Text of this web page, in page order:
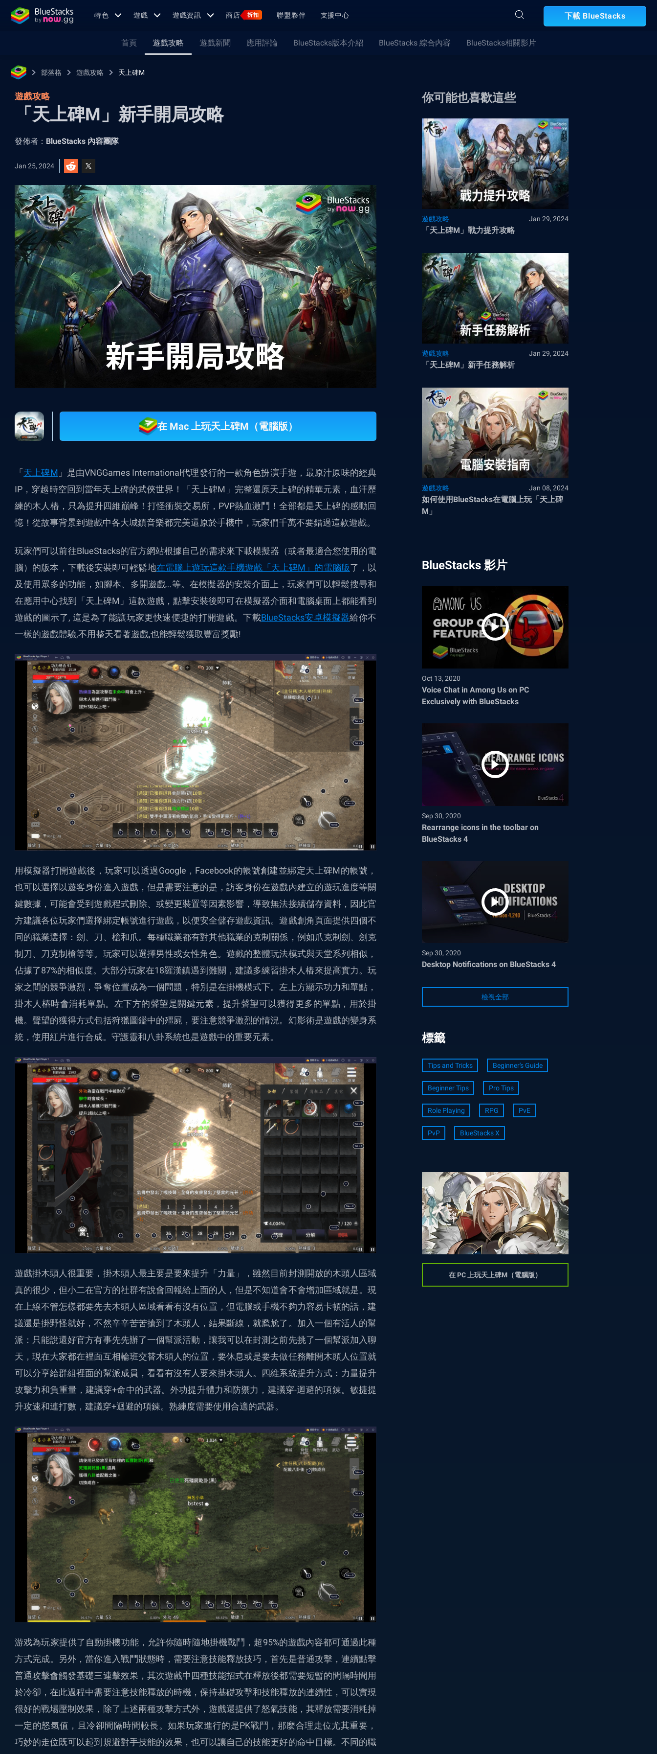
特色 遊戲 遊戲資訊 商店 折扣 聯盟夥伴 支援中心 下載 BlueStacks
首頁 遊戲攻略 遊戲新聞 應用評論 BlueStacks版本介紹 BlueStacks 綜合內容 BlueStacks相關影片
部落格 遊戲攻略 天上碑M
遊戲攻略
「天上碑M」新手開局攻略
發佈者： BlueStacks 內容團隊
Jan 25, 2024
在 Mac 上玩天上碑M（電腦版）
「 天上碑M 」是由VNGGames International代理發行的一款角色扮演手遊，最原汁原味的經典
IP，穿越時空回到當年天上碑的武俠世界！「天上碑M」完整還原天上碑的精華元素，血汗歷
練的木人樁，只為提升四維巔峰！打怪衝裝交易所，PVP熱血激鬥！全部都是天上碑的感動回
憶！從故事背景到遊戲中各大城鎮音樂都完美還原於手機中，玩家們千萬不要錯過這款遊戲。
玩家們可以前往BlueStacks的官方網站根據自己的需求來下載模擬器（或者最適合您使用的電
腦）的版本，下載後安裝即可輕鬆地在電腦上遊玩這款手機遊戲「天上碑M」的電腦版了 ，以
及使用眾多的功能，如腳本、多開遊戲…等。在模擬器的安裝介面上，玩家們可以輕鬆搜尋和
在應用中心找到「天上碑M」這款遊戲，點擊安裝後即可在模擬器介面和電腦桌面上都能看到
遊戲的圖示了, 這是為了能讓玩家更快速便捷的打開遊戲。下載BlueStacks安卓模擬器給你不
一樣的遊戲體驗,不用整天看著遊戲,也能輕鬆獲取豐富獎勵!
用模擬器打開遊戲後，玩家可以透過Google，Facebook的帳號創建並綁定天上碑M的帳號，
也可以選擇以遊客身份進入遊戲，但是需要注意的是，訪客身份在遊戲內建立的遊玩進度等關
鍵數據，可能會受到遊戲程式刪除、或變更裝置等因素影響，導致無法接續儲存資料，因此官
方建議各位玩家們選擇綁定帳號進行遊戲，以便安全儲存遊戲資訊。遊戲創角頁面提供四個不
同的職業選擇：劍、刀、槍和爪。每種職業都有對其他職業的克制關係，例如爪克制劍、劍克
制刀、刀克制槍等等。玩家可以選擇男性或女性角色。遊戲的整體玩法模式與天堂系列相似，
佔據了87%的相似度。大部分玩家在18羅漢鎮遇到難關，建議多練習掛木人樁來提高實力。玩
家之間的競爭激烈，爭奪位置成為一個問題，特別是在掛機模式下。左上方顯示功力和單點，
掛木人樁時會消耗單點。左下方的聲望是關鍵元素，提升聲望可以獲得更多的單點，用於掛
機。聲望的獲得方式包括狩獵圖鑑中的殭屍，要注意競爭激烈的情況。幻影術是遊戲的變身系
統，使用紅片進行合成。守護靈和八卦系統也是遊戲中的重要元素。
遊戲掛木頭人很重要，掛木頭人最主要是要來提升「力量」，雖然目前封測開放的木頭人區域
真的很少，但小二在官方的社群有說會回報給上面的人，但是不知道會不會增加區域就是。現
在上線不管怎樣都要先去木頭人區域看看有沒有位置，但電腦或手機不夠力容易卡頓的話，建
議還是掛野怪就好，不然辛辛苦苦搶到了木頭人，結果斷線，就尷尬了。加入一個有活人的幫
派：只能說還好官方有事先先辦了一個幫派活動，讓我可以在封測之前先挑了一個幫派加入聊
天，現在大家都在裡面互相輪班交替木頭人的位置，要休息或是要去做任務離開木頭人位置就
可以分享給群組裡面的幫派成員，看看有沒有人要來掛木頭人。四維系統提升方式：力量提升
攻擊力和負重量，建議穿+命中的武器。外功提升體力和防禦力，建議穿-迴避的項鍊。敏捷提
升攻速和連打數，建議穿+迴避的項鍊。熟練度需要使用合適的武器。
游戏為玩家提供了自動掛機功能，允許你隨時隨地掛機戰鬥，超95%的遊戲內容都可通過此種
方式完成。另外，當你進入戰鬥狀態時，需要注意技能釋放技巧，首先是普通攻擊，連續點擊
普通攻擊會觸發基礎三連擊效果，其次遊戲中四種技能招式在釋放後都需要短暫的間隔時間用
於冷卻，在此過程中需要注意技能釋放的時機，保持基礎攻擊和技能釋放的連續性，可以實現
很好的戰場壓制效果，除了上述兩種攻擊方式外，遊戲還提供了怒氣技能，其釋放需要消耗掉
一定的怒氣值，且冷卻間隔時間較長。如果玩家進行的是PK戰鬥，那麼合理走位尤其重要，
巧妙的走位既可以起到規避對手技能的效果，也可以讓自己的技能更好的命中目標。不同的職
你可能也喜歡這些
遊戲攻略 Jan 29, 2024
「天上碑M」戰力提升攻略
遊戲攻略 Jan 29, 2024
「天上碑M」新手任務解析
遊戲攻略 Jan 08, 2024
如何使用BlueStacks在電腦上玩「天上碑
M」
BlueStacks 影片
Oct 13, 2020
Voice Chat in Among Us on PC
Exclusively with BlueStacks
Sep 30, 2020
Rearrange icons in the toolbar on
BlueStacks 4
Sep 30, 2020
Desktop Notifications on BlueStacks 4
檢視全部
標籤
Tips and Tricks Beginner's Guide
Beginner Tips Pro Tips
Role Playing RPG PvE
PvP BlueStacks X
在 PC 上玩天上碑M（電腦版）